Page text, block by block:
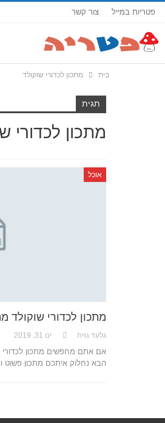
פטריות במייל צור קשר
בית מתכון לכדורי שוקולד
תגית
מתכון לכדורי
אוכל
מתכון לכדורי שוקולד
גלעד גזית ינו 31, 2019
אם אתם מחפשים מתכון לכדורי
הבא נחלוק איתכם מתכון פשוט